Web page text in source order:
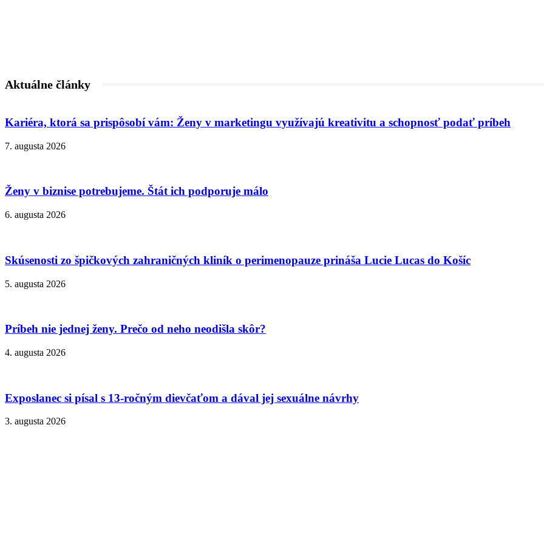
Aktuálne články
Kariéra, ktorá sa prispôsobí vám: Ženy v marketingu využívajú kreativitu a schopnosť podať príbeh
7. augusta 2026
Ženy v biznise potrebujeme. Štát ich podporuje málo
6. augusta 2026
Skúsenosti zo špičkových zahraničných kliník o perimenopauze prináša Lucie Lucas do Košíc
5. augusta 2026
Príbeh nie jednej ženy. Prečo od neho neodišla skôr?
4. augusta 2026
Exposlanec si písal s 13-ročným dievčaťom a dával jej sexuálne návrhy
3. augusta 2026